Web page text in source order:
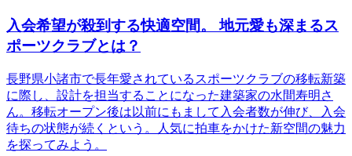
入会希望が殺到する快適空間。 地元愛も深まるス
ポーツクラブとは？
長野県小諸市で長年愛されているスポーツクラブの移転新築
に際し、設計を担当することになった建築家の水間寿明さ
ん。移転オープン後は以前にもまして入会者数が伸び、入会
待ちの状態が続くという。人気に拍車をかけた新空間の魅力
を探ってみよう。